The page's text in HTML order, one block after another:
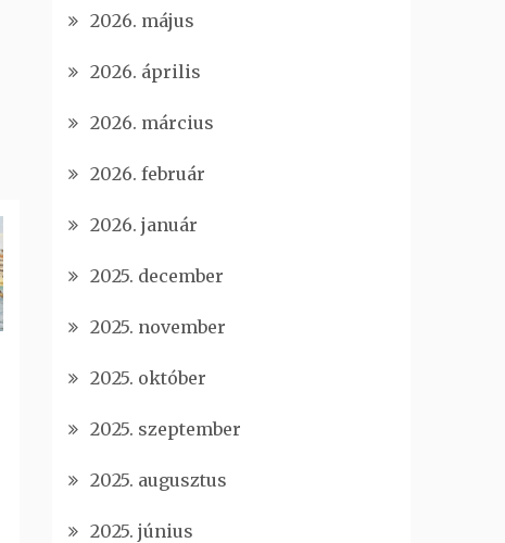
2026. május
2026. április
2026. március
2026. február
2026. január
2025. december
2025. november
2025. október
2025. szeptember
2025. augusztus
2025. június